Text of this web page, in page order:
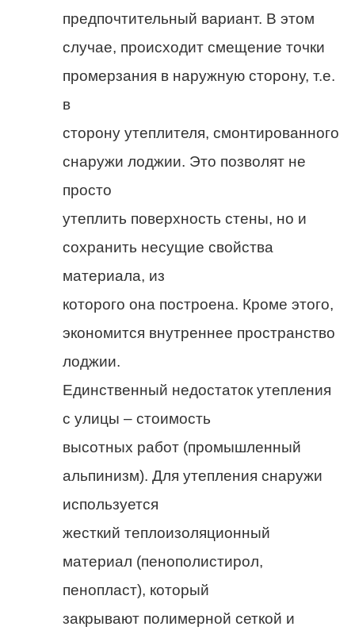
предпочтительный вариант. В этом
случае, происходит смещение точки
промерзания в наружную сторону, т.е.
в
сторону утеплителя, смонтированного
снаружи лоджии. Это позволят не
просто
утеплить поверхность стены, но и
сохранить несущие свойства
материала, из
которого она построена. Кроме этого,
экономится внутреннее пространство
лоджии.
Единственный недостаток утепления
с улицы – стоимость
высотных работ (промышленный
альпинизм). Для утепления снаружи
используется
жесткий теплоизоляционный
материал (пенополистирол,
пенопласт), который
закрывают полимерной сеткой и